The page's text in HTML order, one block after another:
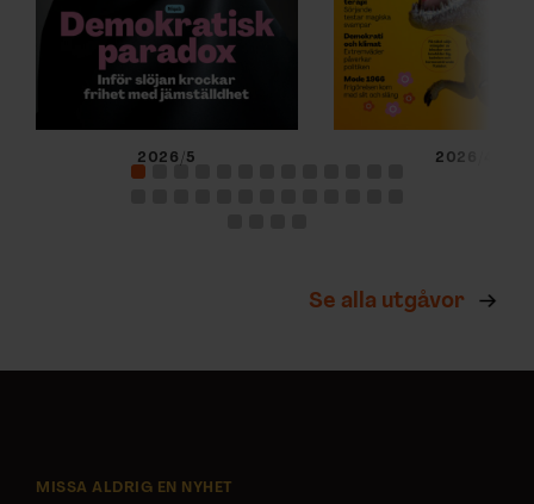
2026/5 2026/4
Se alla utgåvor
MISSA ALDRIG EN NYHET